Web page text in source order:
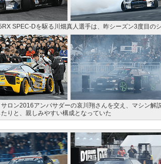
SPEC-Dを駆る川畑真人選手は、昨シーズン3度目の
ロン2016アンバサダーの哀川翔さんを交え、マシン解
りと、親しみやすい構成となっていた